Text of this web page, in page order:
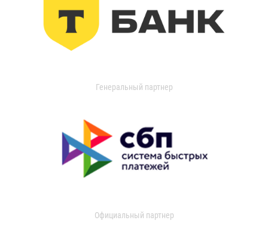
Генеральный партнер
Официальный партнер